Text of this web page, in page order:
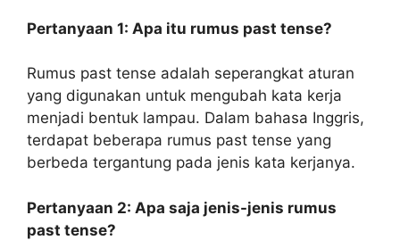
Pertanyaan 1: Apa itu rumus past tense?
Rumus past tense adalah seperangkat aturan
yang digunakan untuk mengubah kata kerja
menjadi bentuk lampau. Dalam bahasa Inggris,
terdapat beberapa rumus past tense yang
berbeda tergantung pada jenis kata kerjanya.
Pertanyaan 2: Apa saja jenis-jenis rumus
past tense?